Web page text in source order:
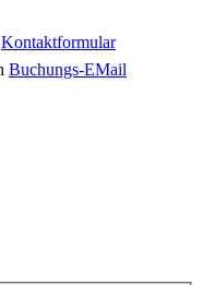
Kontaktformular
Buchungs-EMail